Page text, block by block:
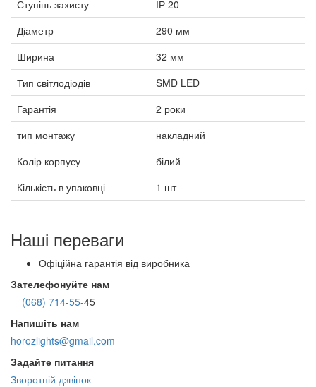
Ступінь захисту
ІР 20
Діаметр
290 мм
Ширина
32 мм
Тип світлодіодів
SMD LED
Гарантія
2 роки
тип монтажу
накладний
Колір корпусу
білий
Кількість в упаковці
1 шт
Наші переваги
Офіційна гарантія від виробника
Зателефонуйте нам
(068) 714-55-45
Напишіть нам
horozlights@gmail.com
Задайте питання
Зворотній дзвінок